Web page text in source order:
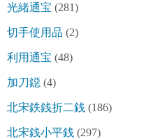
光緒通宝 (281)
切手使用品 (2)
利用通宝 (48)
加刀鐚 (4)
北宋鉄銭折二銭 (186)
北宋銭小平銭 (297)